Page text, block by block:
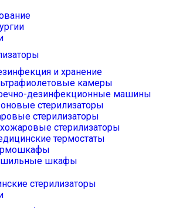
и хранение
камеры
дезинфекционные машины
стерилизаторы
стерилизаторы
стерилизаторы
термостаты
шкафы
стерилизаторы